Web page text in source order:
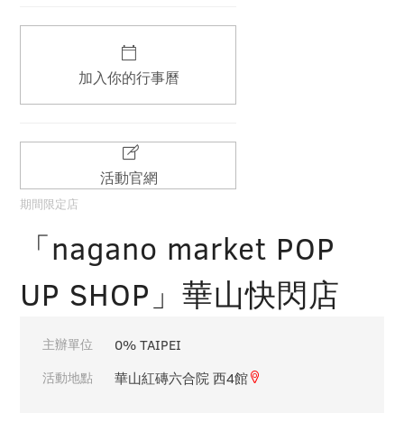
加入你的行事曆
活動官網
期間限定店
「nagano market POP
UP SHOP」華山快閃店
主辦單位 0% TAIPEI
活動地點 華山紅磚六合院 西4館